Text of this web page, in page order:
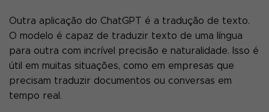
Outra aplicação do ChatGPT é a tradução de texto.
O modelo é capaz de traduzir texto de uma língua
para outra com incrível precisão e naturalidade. Isso é
útil em muitas situações, como em empresas que
precisam traduzir documentos ou conversas em
tempo real.